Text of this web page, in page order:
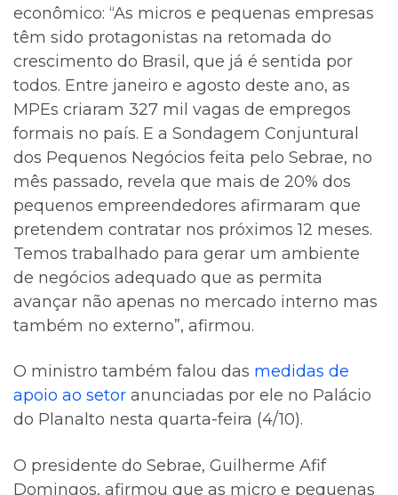
econômico: “As micros e pequenas empresas
têm sido protagonistas na retomada do
crescimento do Brasil, que já é sentida por
todos. Entre janeiro e agosto deste ano, as
MPEs criaram 327 mil vagas de empregos
formais no país. E a Sondagem Conjuntural
dos Pequenos Negócios feita pelo Sebrae, no
mês passado, revela que mais de 20% dos
pequenos empreendedores afirmaram que
pretendem contratar nos próximos 12 meses.
Temos trabalhado para gerar um ambiente
de negócios adequado que as permita
avançar não apenas no mercado interno mas
também no externo”, afirmou.
O ministro também falou das medidas de
apoio ao setor anunciadas por ele no Palácio
do Planalto nesta quarta-feira (4/10).
O presidente do Sebrae, Guilherme Afif
Domingos, afirmou que as micro e pequenas